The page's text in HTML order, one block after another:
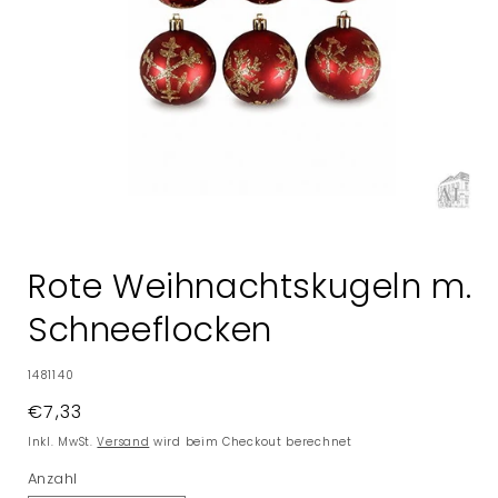
Modal
öffnen
Rote Weihnachtskugeln m.
Schneeflocken
SKU:
1481140
Normaler
Preis
€7,33
Inkl. MwSt.Versand wird beim Checkout berechnet
Anzahl